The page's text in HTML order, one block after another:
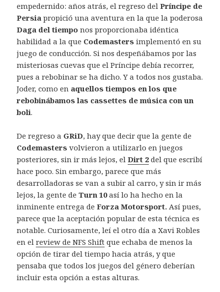
empedernido: años atrás, el regreso delPríncipe de
Persia propició una aventura en la que la poderosa
Daga del tiempo nos proporcionaba idéntica
habilidad a la que Codemasters implementó en su
juego de conducción. Si nos despeñábamos por las
misteriosas cuevas que el Príncipe debía recorrer,
pues a rebobinar se ha dicho. Y a todos nos gustaba.
Joder, como en aquellos tiempos en los que
rebobinábamos las cassettes de música con un
boli.
De regreso a GRiD, hay que decir que la gente de
Codemasters volvieron a utilizarlo en juegos
posteriores, sin ir más lejos, elDirt 2 del que escribí
hace poco. Sin embargo, parece que más
desarrolladoras se van a subir al carro, y sin ir más
lejos, la gente deTurn 10así lo ha hecho en la
inminente entrega de Forza Motorsport. Así pues,
parece que la aceptación popular de esta técnica es
notable. Curiosamente, leí el otro día a Xavi Robles
en elreview de NFS Shift que echaba de menos la
opción de tirar del tiempo hacia atrás, y que
pensaba que todos los juegos del género deberían
incluir esta opción a estas alturas.